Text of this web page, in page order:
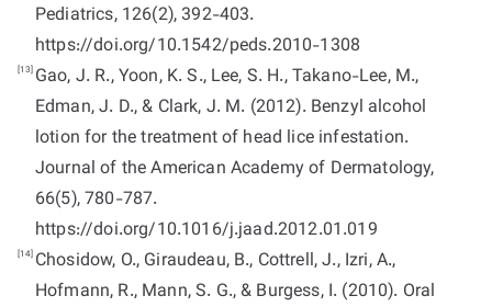
Pediatrics, 126(2), 392-403.
https://doi.org/10.1542/peds.2010-1308
[13] Gao, J. R., Yoon, K. S., Lee, S. H., Takano-Lee, M.,
Edman, J. D., & Clark, J. M. (2012). Benzyl alcohol
lotion for the treatment of head lice infestation.
Journal of the American Academy of Dermatology,
66(5), 780-787.
https://doi.org/10.1016/j.jaad.2012.01.019
[14] Chosidow, O., Giraudeau, B., Cottrell, J., Izri, A.,
Hofmann, R., Mann, S. G., & Burgess, I. (2010). Oral